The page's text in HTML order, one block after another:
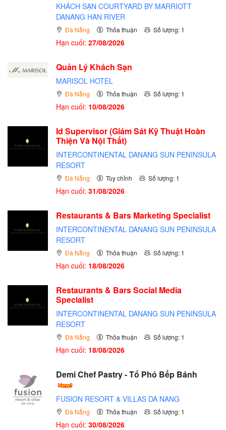
KHÁCH SẠN COURTYARD BY MARRIOTT
DANANG HAN RIVER
Đà Nẵng Thỏa thuận Số lượng: 1
Hạn cuối: 27/08/2026
Quản Lý Khách Sạn
MARISOL HOTEL
Đà Nẵng Thỏa thuận Số lượng: 1
Hạn cuối: 10/08/2026
Id Supervisor (Giám Sát Kỹ Thuật Hoàn
Thiện Và Nội Thất)
INTERCONTINENTAL DANANG SUN PENINSULA
RESORT
Đà Nẵng Tùy chỉnh Số lượng: 1
Hạn cuối: 31/08/2026
Restaurants & Bars Marketing Specialist
INTERCONTINENTAL DANANG SUN PENINSULA
RESORT
Đà Nẵng Thỏa thuận Số lượng: 1
Hạn cuối: 18/08/2026
Restaurants & Bars Social Media
Specialist
INTERCONTINENTAL DANANG SUN PENINSULA
RESORT
Đà Nẵng Thỏa thuận Số lượng: 1
Hạn cuối: 18/08/2026
Demi Chef Pastry - Tổ Phó Bếp Bánh
FUSION RESORT & VILLAS DA NANG
Đà Nẵng Thỏa thuận Số lượng: 1
Hạn cuối: 30/08/2026